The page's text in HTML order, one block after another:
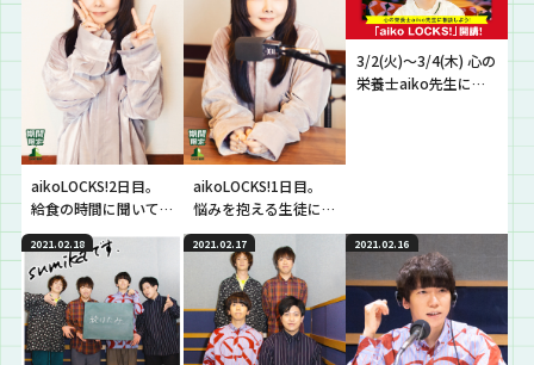
aikoLOCKS!2日目。
給食の時間に聞いて
欲しいアルバム『ど
うしたって伝えられ
ないから』
aikoLOCKS!1日目。
悩みを抱える生徒に
言葉の栄養剤をお届
け！
3/2(火)〜3/4(木) 心の
栄養士aiko先生によ
2021.02.18 2021.02.17 2021.02.16